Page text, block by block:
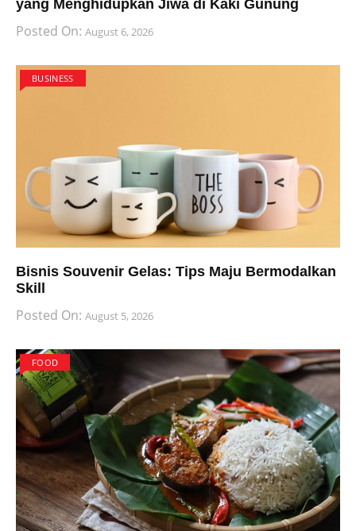
yang Menghidupkan Jiwa di Kaki Gunung
Posted On: August 6, 2026
BUSINESS
Bisnis Souvenir Gelas: Tips Maju Bermodalkan
Skill
Posted On: August 5, 2026
FOOD